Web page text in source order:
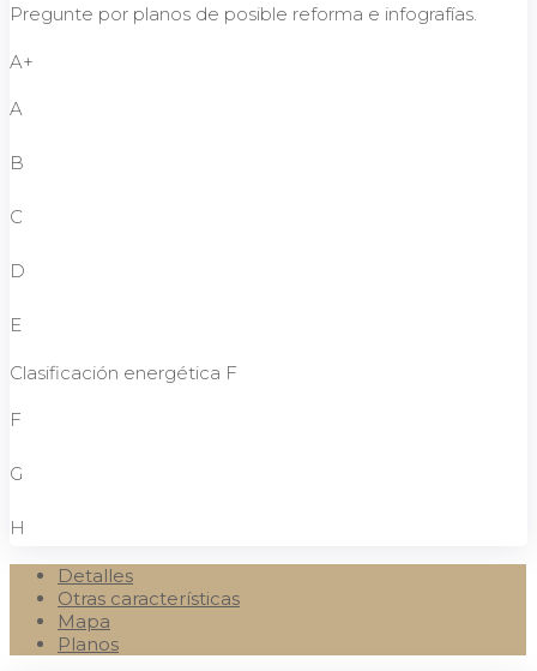
Pregunte por planos de posible reforma e infografías.
A+
A
B
C
D
E
Clasificación energética F
F
G
H
Detalles
Otras características
Mapa
Planos